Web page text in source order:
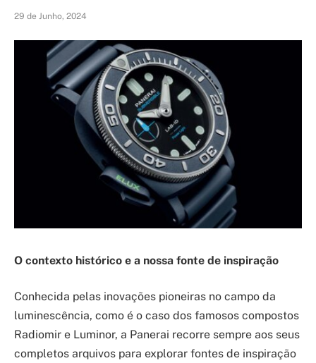
29 de Junho, 2024
O contexto histórico e a nossa fonte de inspiração
Conhecida pelas inovações pioneiras no campo da
luminescência, como é o caso dos famosos compostos
Radiomir e Luminor, a Panerai recorre sempre aos seus
completos arquivos para explorar fontes de inspiração